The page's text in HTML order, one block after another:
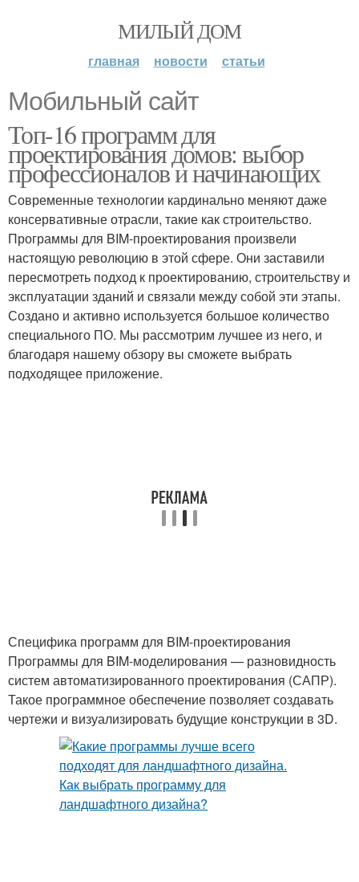
МИЛЫЙ ДОМ
главная новости статьи
Мобильный сайт
Топ-16 программ для
проектирования домов: выбор
профессионалов и начинающих
Современные технологии кардинально меняют даже
консервативные отрасли, такие как строительство.
Программы для BIM-проектирования произвели
настоящую революцию в этой сфере. Они заставили
пересмотреть подход к проектированию, строительству и
эксплуатации зданий и связали между собой эти этапы.
Создано и активно используется большое количество
специального ПО. Мы рассмотрим лучшее из него, и
благодаря нашему обзору вы сможете выбрать
подходящее приложение.
Специфика программ для BIM-проектирования
Программы для BIM-моделирования — разновидность
систем автоматизированного проектирования (САПР).
Такое программное обеспечение позволяет создавать
чертежи и визуализировать будущие конструкции в 3D.